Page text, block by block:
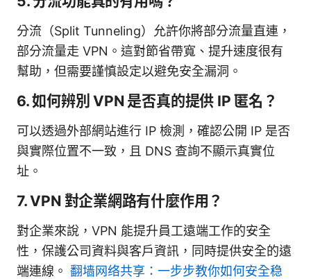
分流（Split Tunneling）允許你將部分流量直連，
部分流量走 VPN。這對節省帶寬、提升速度很有
幫助，但需要謹慎設定以避免安全漏洞。
6. 如何辨別 VPN 是否真的提供 IP 匿名？
可以透過外部網站進行 IP 檢測，確認公開 IP 是否
與實際位置不一致，且 DNS 查詢不顯示真實位
址。
7. VPN 對企業網路有什麼作用？
對企業來說，VPN 能提升員工遠端工作的安全
性，保護公司資料與客戶資訊，同時提供安全的遠
端連線。 翻墙网络共享：一步步教你如何安全稳